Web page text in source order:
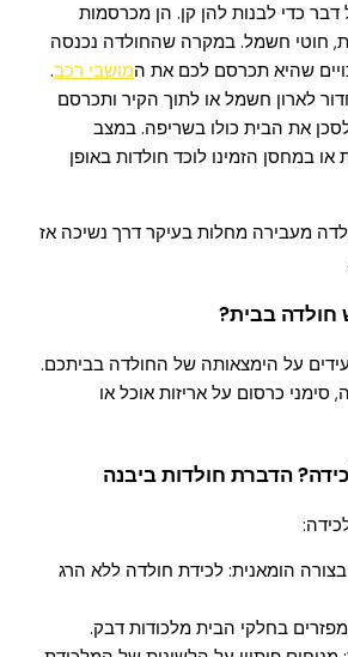
כדי לבנות להן קן. הן מכרסמות
חוטי חשמל. במקרה שהחולדה נכנסה
שהיא תכרסם לכם את המושבי רכב.
לארון חשמל או לתוך הקיר ותכרסם
את הבית כולו בשריפה. במצב
במחסן הזמינו לוכד חולדות באופן
מעבירה מחלות בעיקר דרך נשיכה אז
חולדה בבית?
על הימצאותה של החולדה בביתכם.
כרסום על אריזות אוכל או
הדברת חולדות ביבנה
הומאנית: לכידת חולדה ללא הרג
בחלקי הבית מלכודות דבק.